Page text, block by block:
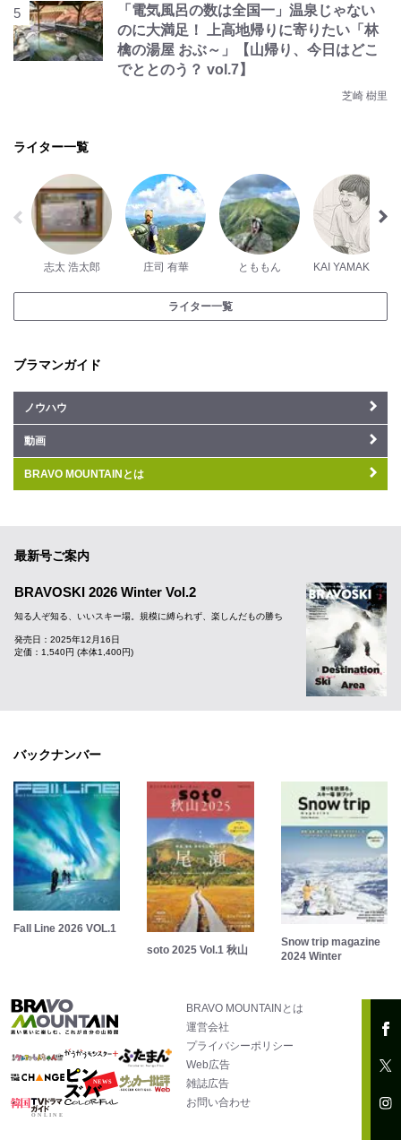
「電気風呂の数は全国一」温泉じゃない
のに大満足！ 上高地帰りに寄りたい「林
檎の湯屋 おぶ～」【山帰り、今日はどこ
でととのう？ vol.7】
芝崎 樹里
ライター一覧
志太 浩太郎 庄司 有華 とももん KAI YAMAKAWA
ライター一覧
ブラマンガイド
ノウハウ
動画
BRAVO MOUNTAINとは
最新号ご案内
BRAVOSKI 2026 Winter Vol.2
知る人ぞ知る、いいスキー場。規模に縛られず、楽しんだもの勝ち
発売日：2025年12月16日
定価：1,540円 (本体1,400円)
バックナンバー
Fall Line 2026 VOL.1
soto 2025 Vol.1 秋山
Snow trip magazine
2024 Winter
BRAVO MOUNTAINとは
運営会社
プライバシーポリシー
Web広告
雑誌広告
お問い合わせ